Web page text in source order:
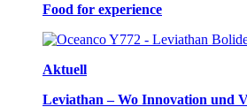
Food for experience
Aktuell
Leviathan – Wo Innovation und